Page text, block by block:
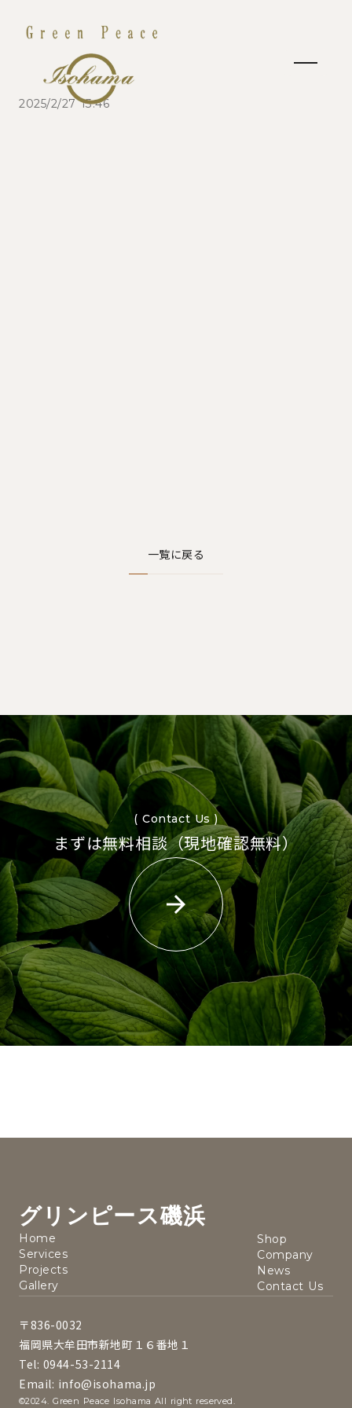
2025/2/27 13:46
一覧に戻る
( Contact Us )
まずは無料相談（現地確認無料）
arrow_forward
グリンピース磯浜
Home
Services
Projects
Gallery
Shop
Company
News
Contact Us
〒836-0032
福岡県大牟田市新地町１６番地１
Tel: 0944-53-2114
Email: info@isohama.jp
©2024. Green Peace Isohama All right reserved.